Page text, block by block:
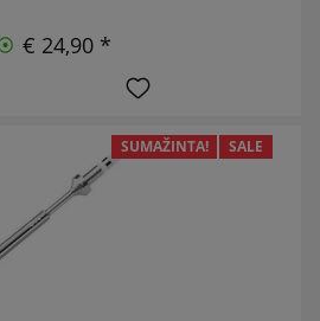
€ 24,90 *
SUMAŽINTA! SALE